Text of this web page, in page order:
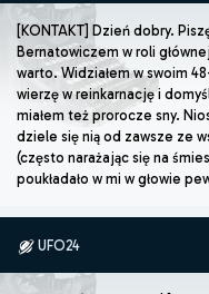
[KONTAKT] Dzień dobry.
Bernatowiczem w roli
warto. Widziałem w swoim
wierzę w reinkarnację i
miałem też prorocze sny.
dziele się nią od zawsze ze
(często narażając się na
poukładało w mi w głowie
UFO24